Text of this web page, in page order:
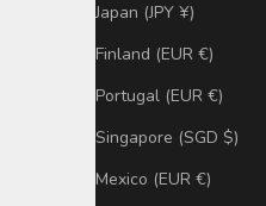
Japan (JPY ¥)
Finland (EUR €)
Portugal (EUR €)
Singapore (SGD $)
Mexico (EUR €)